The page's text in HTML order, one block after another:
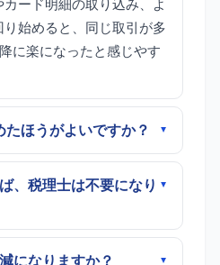
り始めると、同じ取引が多
に楽になったと感じやす
ほうがよいですか？
、税理士は不要になり
になりますか？